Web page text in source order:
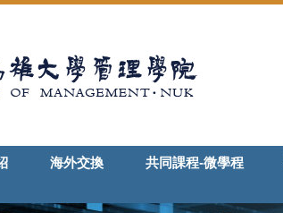
海外交換 共同課程-微學程